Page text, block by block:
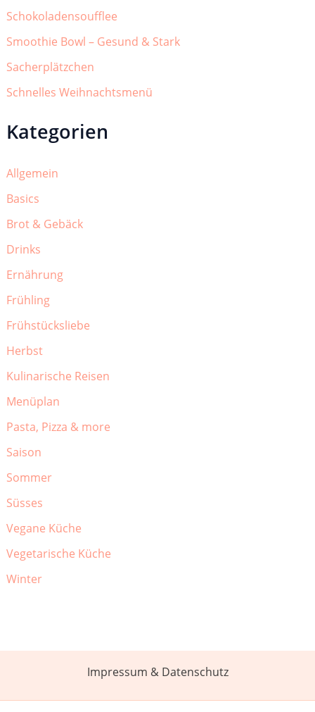
Schokoladensoufflee
Smoothie Bowl – Gesund & Stark
Sacherplätzchen
Schnelles Weihnachtsmenü
Kategorien
Allgemein
Basics
Brot & Gebäck
Drinks
Ernährung
Frühling
Frühstücksliebe
Herbst
Kulinarische Reisen
Menüplan
Pasta, Pizza & more
Saison
Sommer
Süsses
Vegane Küche
Vegetarische Küche
Winter
Impressum & Datenschutz